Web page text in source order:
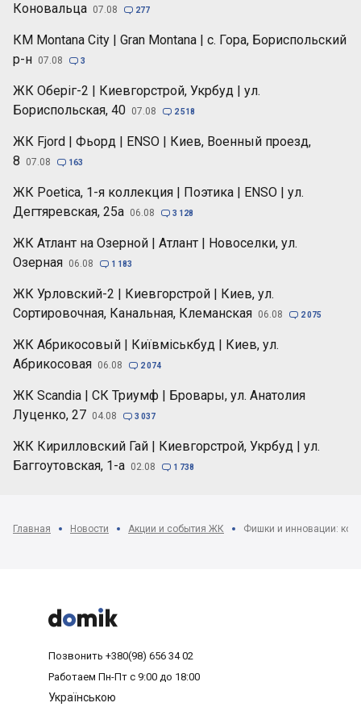
Коновальца 07.08  277
КМ Montana City | Gran Montana | с. Гора, Бориспольский
р-н 07.08  3
ЖК Оберіг-2 | Киевгорстрой, Укрбуд | ул.
Бориспольская, 40 07.08  2 518
ЖК Fjord | Фьорд | ENSO | Киев, Военный проезд,
8
07.08  163
ЖК Poetica, 1-я коллекция | Поэтика | ENSO | ул.
Дегтяревская, 25а 06.08  3 128
ЖК Атлант на Озерной | Атлант | Новоселки, ул.
Озерная 06.08  1 183
ЖК Урловский-2 | Киевгорстрой | Киев, ул.
Сортировочная, Канальная, Клеманская 06.08  2 075
ЖК Абрикосовый | Київміськбуд | Киев, ул.
Абрикосовая 06.08  2 074
ЖК Scandia | СК Триумф | Бровары, ул. Анатолия
Луценко, 27 04.08  3 037
ЖК Кирилловский Гай | Киевгорстрой, Укрбуд | ул.
Баггоутовская, 1-а 02.08  1 738
Главная Новости Акции и события ЖК Фишки и инновации:



Позвонить +380(98) 656 34 02
Работаем Пн-Пт с 9:00 до 18:00
Українською